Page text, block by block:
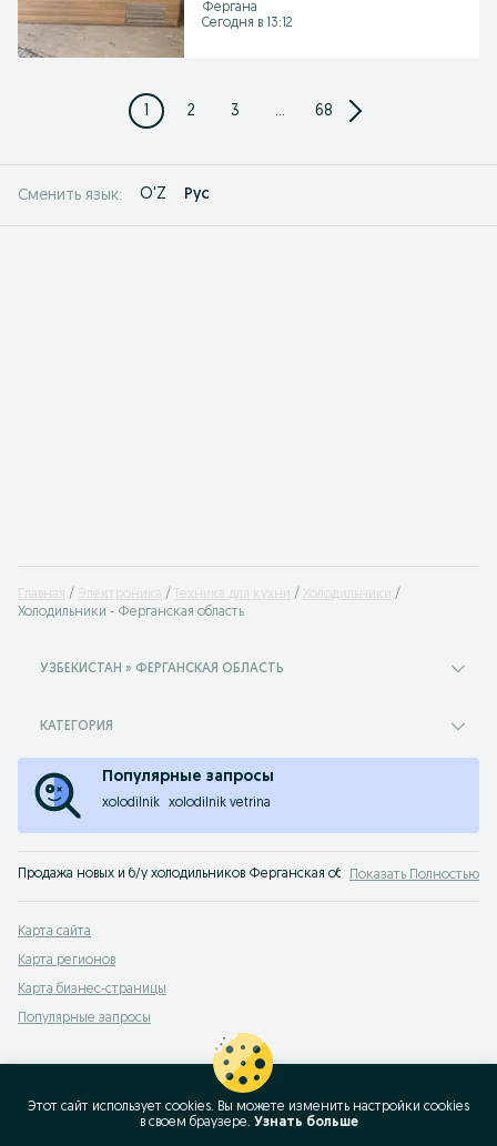
Фергана
Сегодня в 13:12
1 2 3 ... 68
Сменить язык: O'Z Рус
Главная Электроника Техника для кухни
Холодильники
Холодильники - Ферганская область
УЗБЕКИСТАН » ФЕРГАНСКАЯ ОБЛАСТЬ
КАТЕГОРИЯ
Популярные запросы
xolodilnik xolodilnik vetrina
Продажа новых и б/у холодильников Ферганская область. Популярные
Показать Полностью
Карта сайта
Карта регионов
Карта бизнес-страницы
Популярные запросы
Этот сайт использует cookies. Вы можете изменить настройки cookies
в своeм браузере. Узнать больше